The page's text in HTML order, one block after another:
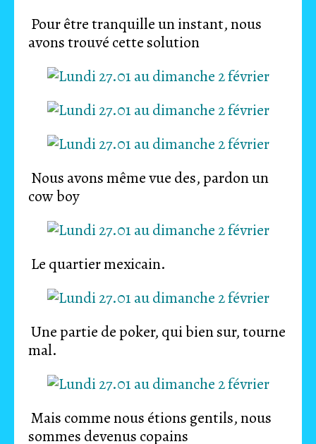
Pour être tranquille un instant, nous
avons trouvé cette solution
Nous avons même vue des, pardon un
cow boy
Le quartier mexicain.
Une partie de poker, qui bien sur, tourne
mal.
Mais comme nous étions gentils, nous
sommes devenus copains